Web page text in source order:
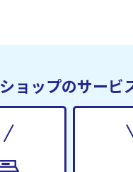
ョップのサービ